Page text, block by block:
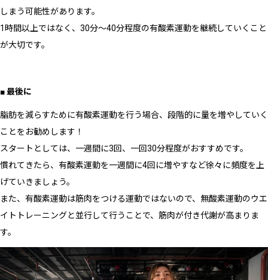
しまう可能性があります。
1時間以上ではなく、30分〜40分程度の有酸素運動を継続していくこと
が大切です。
■ 最後に
脂肪を減らすために有酸素運動を行う場合、段階的に量を増やしていく
ことをお勧めします！
スタートとしては、一週間に3回、一回30分程度がおすすめです。
慣れてきたら、有酸素運動を一週間に4回に増やすなど徐々に頻度を上
げていきましょう。
また、有酸素運動は筋肉をつける運動ではないので、無酸素運動のウエ
イトトレーニングと並行して行うことで、筋肉が付き代謝が高まりま
す。